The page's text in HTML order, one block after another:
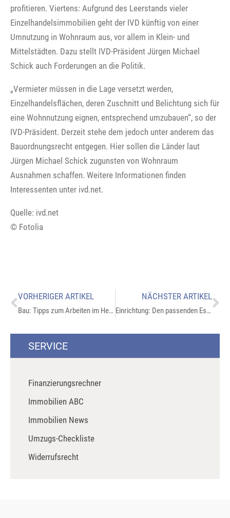
profitieren. Viertens: Aufgrund des Leerstands vieler
Einzelhandelsimmobilien geht der IVD künftig von einer
Umnutzung in Wohnraum aus, vor allem in Klein- und
Mittelstädten. Dazu stellt IVD-Präsident Jürgen Michael
Schick auch Forderungen an die Politik.
„Vermieter müssen in die Lage versetzt werden,
Einzelhandelsflächen, deren Zuschnitt und Belichtung sich für
eine Wohnnutzung eignen, entsprechend umzubauen“, so der
IVD-Präsident. Derzeit stehe dem jedoch unter anderem das
Bauordnungsrecht entgegen. Hier sollen die Länder laut
Jürgen Michael Schick zugunsten von Wohnraum
Ausnahmen schaffen. Weitere Informationen finden
Interessenten unter ivd.net.
Quelle: ivd.net
© Fotolia
VORHERIGER ARTIKEL
Bau: Tipps zum Arbeiten im Herbst:
NÄCHSTER ARTIKEL
Einrichtung: Den passenden Esstisch finden:
SERVICE
Finanzierungsrechner
Immobilien ABC
Immobilien News
Umzugs-Checkliste
Widerrufsrecht